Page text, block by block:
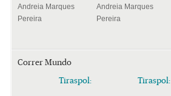
Andreia Marques
Pereira
Andreia Marques
Pereira
Correr Mundo
Tiraspol:
Tiraspol: